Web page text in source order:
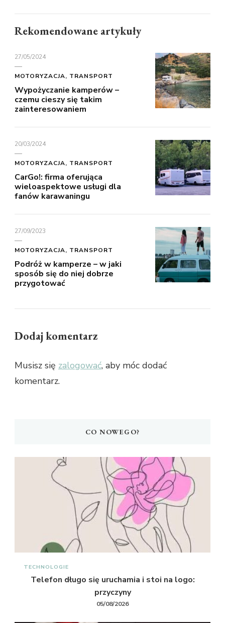
Rekomendowane artykuły
27/05/2024
MOTORYZACJA, TRANSPORT
Wypożyczanie kamperów –
czemu cieszy się takim
zainteresowaniem
20/03/2024
MOTORYZACJA, TRANSPORT
CarGo!: firma oferująca
wieloaspektowe usługi dla
fanów karawaningu
27/09/2023
MOTORYZACJA, TRANSPORT
Podróż w kamperze – w jaki
sposób się do niej dobrze
przygotować
Dodaj komentarz
Musisz się zalogować, aby móc dodać
komentarz.
CO NOWEGO?
TECHNOLOGIE
Telefon długo się uruchamia i stoi na logo:
przyczyny
05/08/2026